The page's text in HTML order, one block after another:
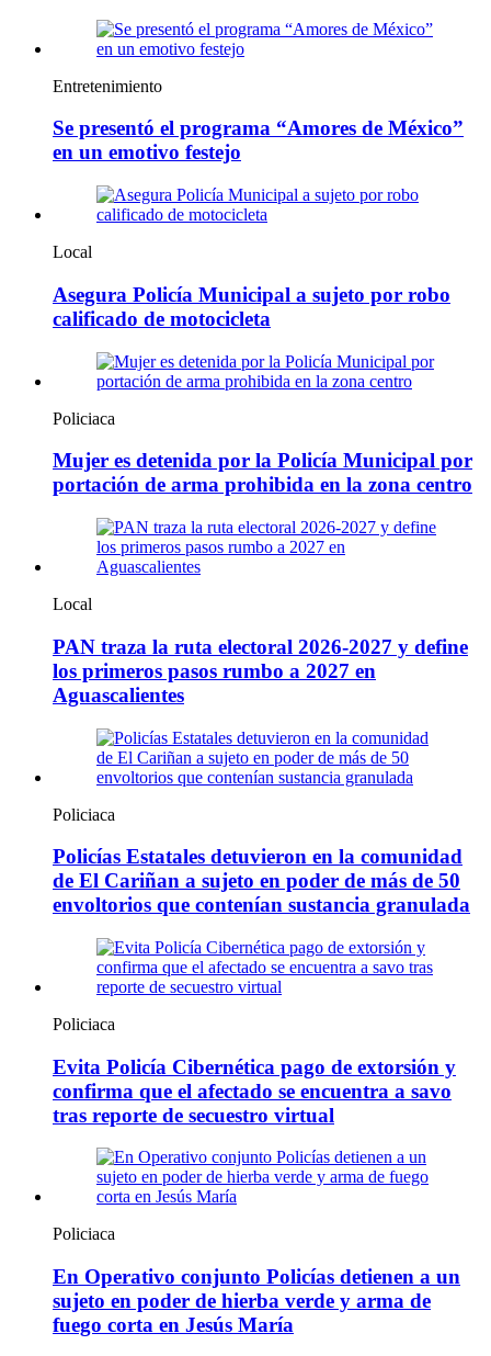
Entretenimiento
Se presentó el programa “Amores de México”
en un emotivo festejo
Local
Asegura Policía Municipal a sujeto por robo
calificado de motocicleta
Policiaca
Mujer es detenida por la Policía Municipal por
portación de arma prohibida en la zona centro
Local
PAN traza la ruta electoral 2026-2027 y define
los primeros pasos rumbo a 2027 en
Aguascalientes
Policiaca
Policías Estatales detuvieron en la comunidad
de El Cariñan a sujeto en poder de más de 50
envoltorios que contenían sustancia granulada
Policiaca
Evita Policía Cibernética pago de extorsión y
confirma que el afectado se encuentra a savo
tras reporte de secuestro virtual
Policiaca
En Operativo conjunto Policías detienen a un
sujeto en poder de hierba verde y arma de
fuego corta en Jesús María